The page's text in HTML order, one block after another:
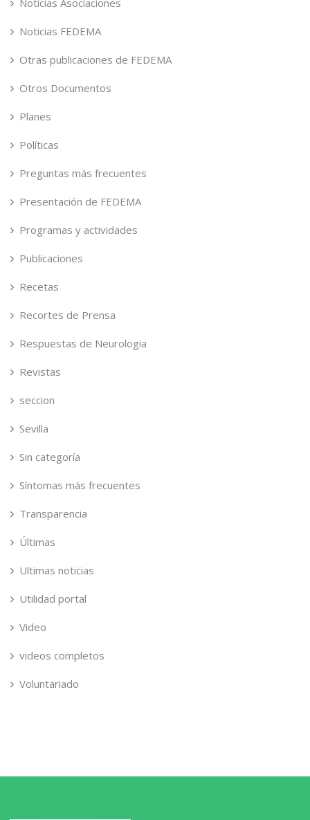
Noticias Asociaciones
Noticias FEDEMA
Otras publicaciones de FEDEMA
Otros Documentos
Planes
Políticas
Preguntas más frecuentes
Presentación de FEDEMA
Programas y actividades
Publicaciones
Recetas
Recortes de Prensa
Respuestas de Neurologia
Revistas
seccion
Sevilla
Sin categoría
Síntomas más frecuentes
Transparencia
Últimas
Ultimas noticias
Utilidad portal
Video
videos completos
Voluntariado